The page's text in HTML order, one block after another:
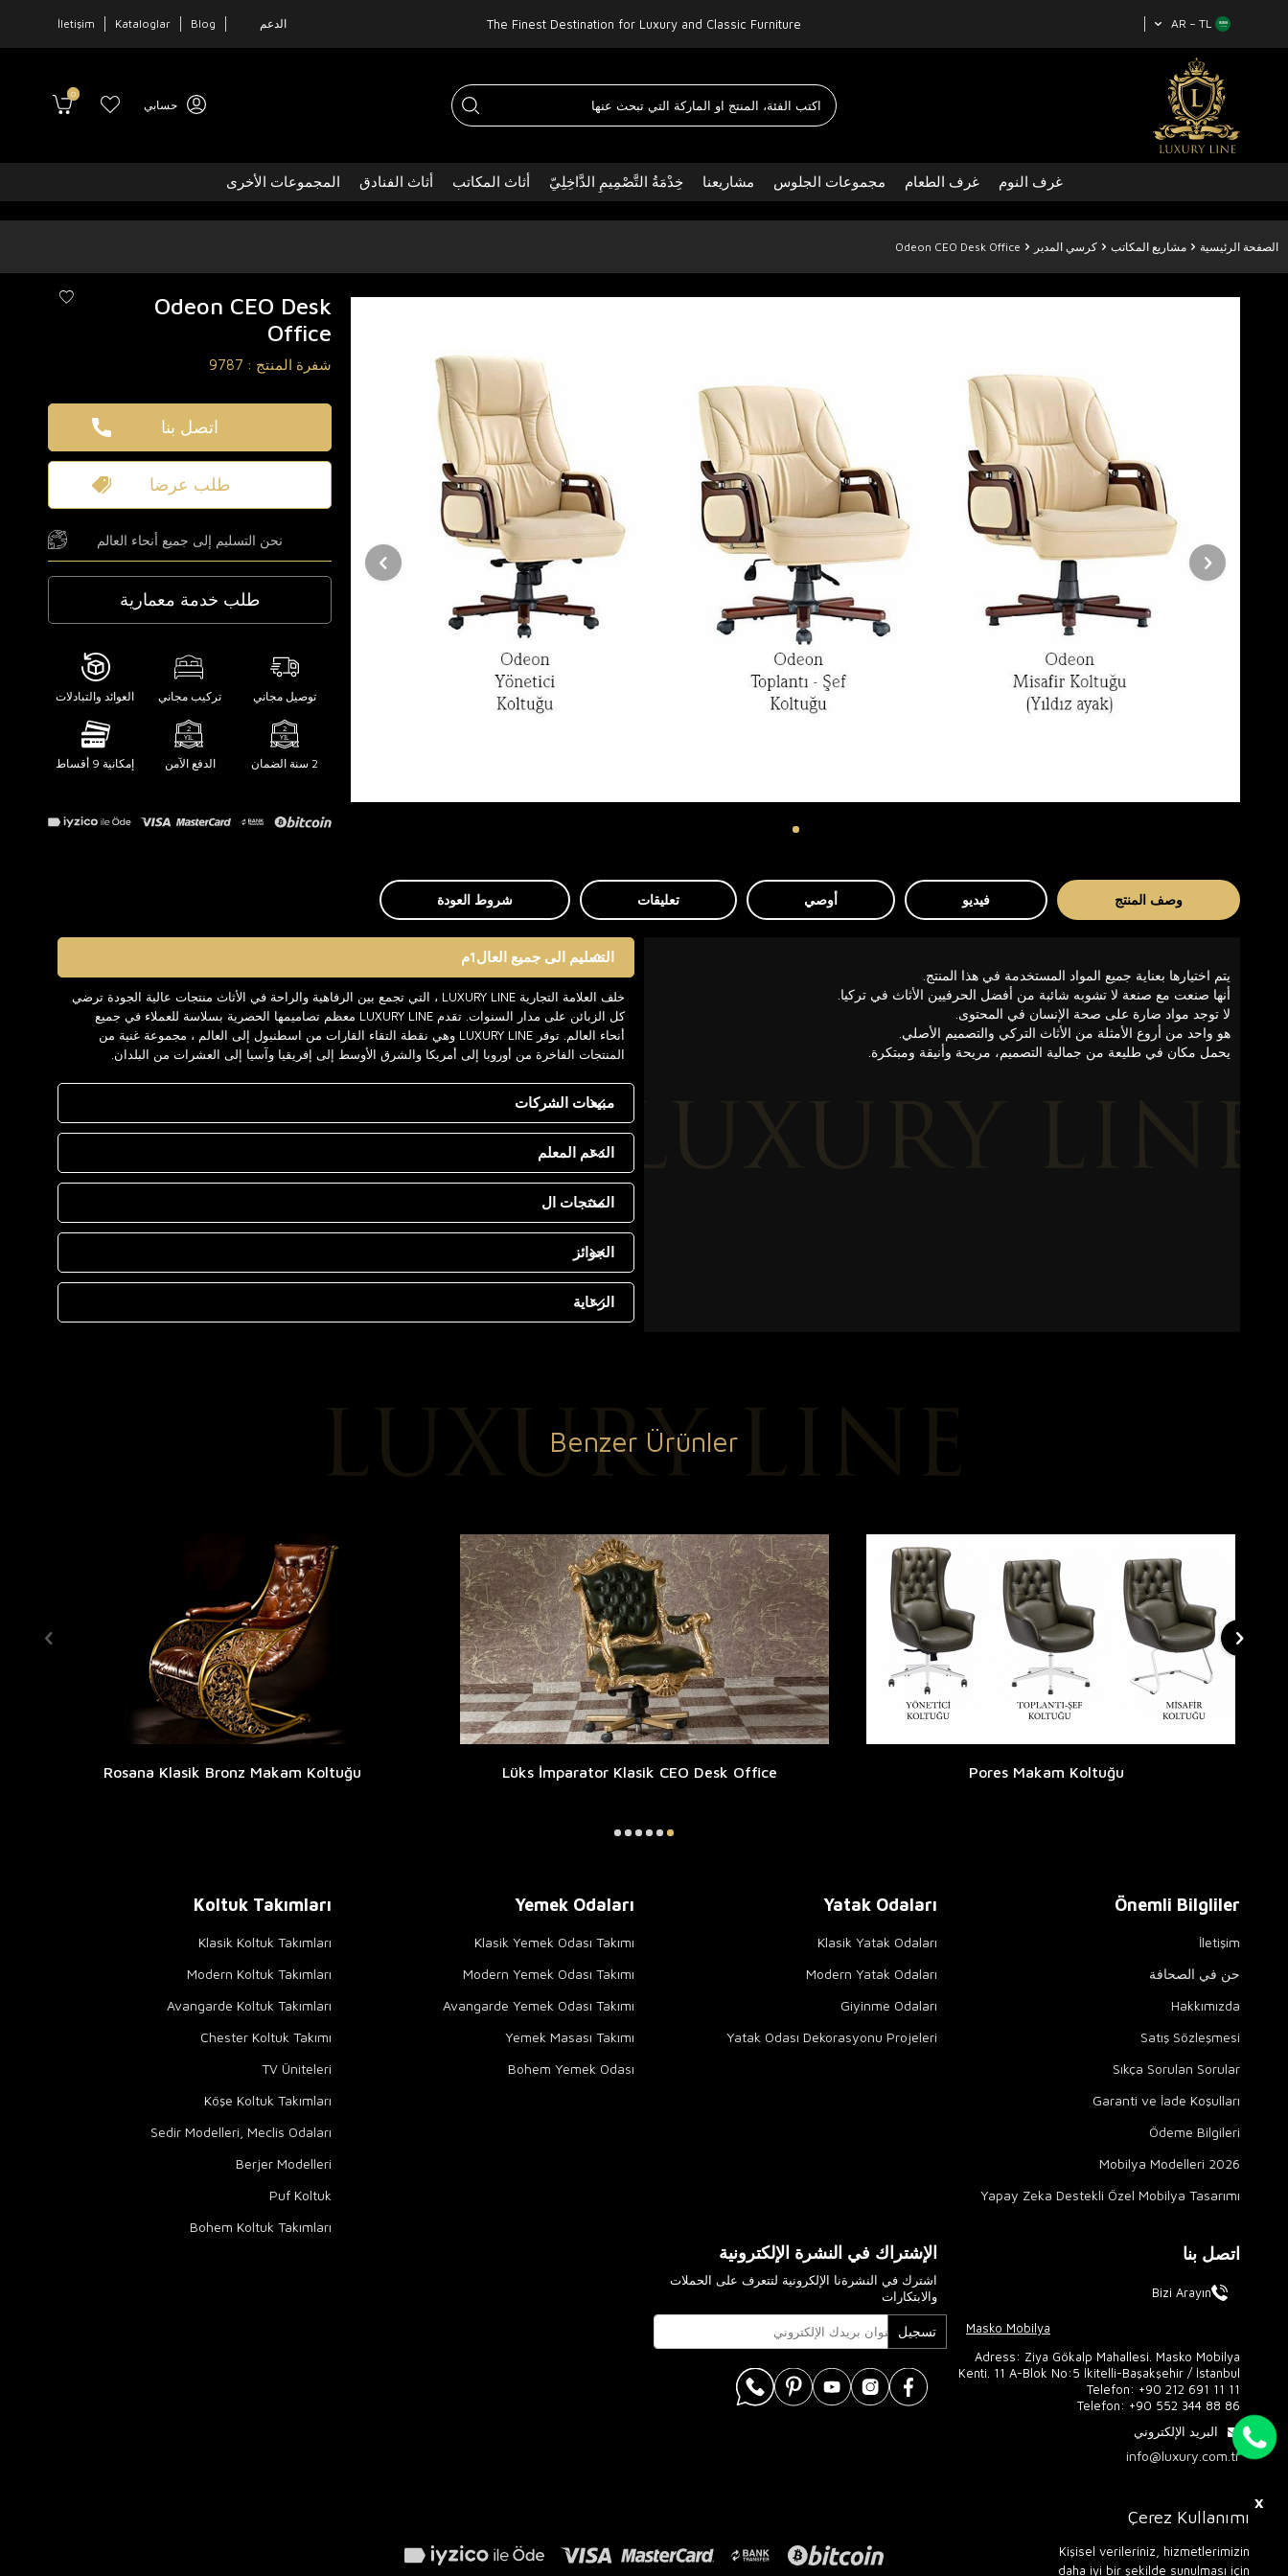
X
Çerez Kullanımı
Kişisel verileriniz, hizmetlerimizin
daha iyi bir şekilde sunulması için
AR − TL
The Finest Destination for Luxury and Classic Furniture الدعم Blog
Kataloglar
İletişim
حسابي
0
غرف النوم غرف الطعام مجموعات الجلوس مشاريعنا خِدْمَةُ التَّصْمِيمِ الدَّاخِلِيّ أثاث المكاتب أثاث الفنادق المجموعات الأخرى
الصفحة الرئيسية مشاريع المكاتب كرسي المدير Odeon CEO Desk Office
Odeon CEO Desk
Office
شفرة المنتج : 9787
اتصل بنا
طلب عرضا
نحن التسليم إلى جميع أنحاء العالم
طلب خدمة معمارية
توصيل مجاني تركيب مجاني العوائد والتبادلات
2 سنة الضمان الدفع الآمن إمكانية 9 أقساط
وصف المنتج فيديو أوصي تعليقات شروط العودة
يتم اختيارها بعناية جميع المواد المستخدمة في هذا المنتج.
أنها صنعت مع صنعة لا تشوبه شائبة من أفضل الحرفيين الأثاث في تركيا.
لا توجد مواد ضارة على صحة الإنسان في المحتوى.
هو واحد من أروع الأمثلة من الأثاث التركي والتصميم الأصلي.
يحمل مكان في طليعة من جمالية التصميم، مريحة وأنيقة ومبتكرة.
التسليم الى جميع العال1م
خلف العلامة التجارية LUXURY LINE ، التي تجمع بين الرفاهية والراحة في الأثاث منتجات عالية الجودة ترضي
كل الزبائن على مدار السنوات. تقدم LUXURY LINE معظم تصاميمها الحصرية بسلاسة للعملاء في جميع
أنحاء العالم. توفر LUXURY LINE وهي نقطة التقاء القارات من اسطنبول إلى العالم ، مجموعة غنية من
المنتجات الفاخرة من أوروبا إلى أمريكا والشرق الأوسط إلى إفريقيا وآسيا إلى العشرات من البلدان.
مبيعات الشركات
الدعم المعلم
المنتجات ال
الجوائز
الرعاية
Benzer Ürünler
Pores Makam Koltuğu
Lüks İmparator Klasik CEO Desk Office
Rosana Klasik Bronz Makam Koltuğu
Önemli Bilgliler
İletişim
حن في الصحافة
Hakkımızda
Satış Sözleşmesi
Sıkça Sorulan Sorular
Garanti ve İade Koşulları
Ödeme Bilgileri
2026 Mobilya Modelleri
Yapay Zeka Destekli Özel Mobilya Tasarımı
Yatak Odaları
Klasik Yatak Odaları
Modern Yatak Odaları
Giyinme Odaları
Yatak Odası Dekorasyonu Projeleri
Yemek Odaları
Klasik Yemek Odası Takımı
Modern Yemek Odası Takımı
Avangarde Yemek Odası Takımı
Yemek Masası Takımı
Bohem Yemek Odası
Koltuk Takımları
Klasik Koltuk Takımları
Modern Koltuk Takımları
Avangarde Koltuk Takımları
Chester Koltuk Takımı
TV Üniteleri
Köşe Koltuk Takımları
Sedir Modelleri, Meclis Odaları
Berjer Modelleri
Puf Koltuk
Bohem Koltuk Takımları
اتصل بنا
Bizi Arayın
Masko Mobilya
Adress: Ziya Gökalp Mahallesi. Masko Mobilya
Kenti. 11 A-Blok No:5 İkitelli-Başakşehir / İstanbul
Telefon: +90 212 691 11 11
Telefon: +90 552 344 88 86
البريد الإلكتروني
info@luxury.com.tr
الإشتراك في النشرة الإلكترونية
اشترك في النشرةنا الإلكرونية لتتعرف على الحملات
والابتكارات
تسجيل